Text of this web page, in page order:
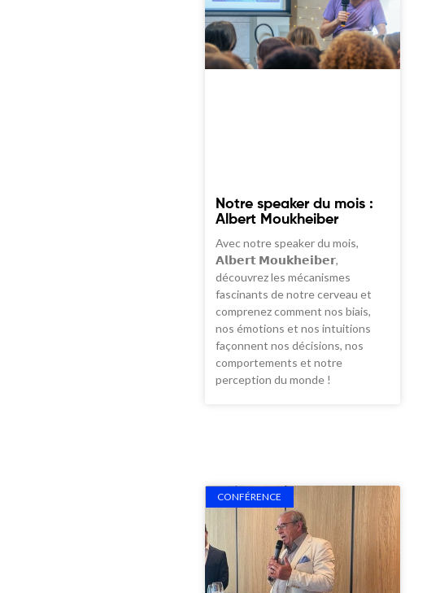
Notre speaker du mois :
Albert Moukheiber
Avec notre speaker du mois,
𝗔𝗹𝗯𝗲𝗿𝘁 𝗠𝗼𝘂𝗸𝗵𝗲𝗶𝗯𝗲𝗿,
découvrez les mécanismes
fascinants de notre cerveau et
comprenez comment nos biais,
nos émotions et nos intuitions
façonnent nos décisions, nos
comportements et notre
perception du monde !
CONFÉRENCE